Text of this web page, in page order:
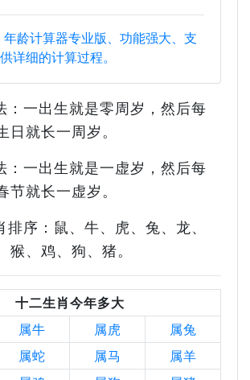
年龄计算器专业版、功能强大、支
详细的计算过程。
：一出生就是零周岁，然后每
日就长一周岁。
：一出生就是一虚岁，然后每
节就长一虚岁。
排序：鼠、牛、虎、兔、龙、
猴、鸡、狗、猪。
十二生肖今年多大
属牛 属虎
属兔
属蛇 属马
属羊